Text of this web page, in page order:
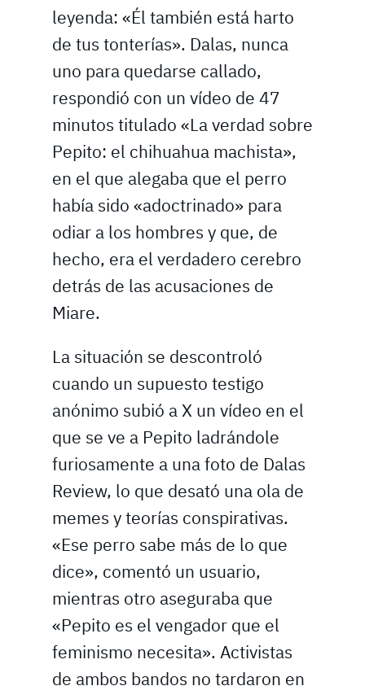
leyenda: «Él también está harto
de tus tonterías». Dalas, nunca
uno para quedarse callado,
respondió con un vídeo de 47
minutos titulado «La verdad sobre
Pepito: el chihuahua machista»,
en el que alegaba que el perro
había sido «adoctrinado» para
odiar a los hombres y que, de
hecho, era el verdadero cerebro
detrás de las acusaciones de
Miare.
La situación se descontroló
cuando un supuesto testigo
anónimo subió a X un vídeo en el
que se ve a Pepito ladrándole
furiosamente a una foto de Dalas
Review, lo que desató una ola de
memes y teorías conspirativas.
«Ese perro sabe más de lo que
dice», comentó un usuario,
mientras otro aseguraba que
«Pepito es el vengador que el
feminismo necesita». Activistas
de ambos bandos no tardaron en